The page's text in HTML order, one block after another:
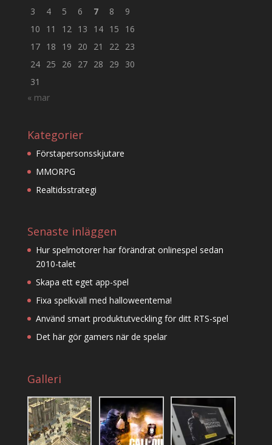
3
4 5 6 7 8
9
10
11 12 13 14 15
16
17 18 19 20 21 22 23
24 25 26 27 28 29
30
31
« mar
Kategorier
Förstapersonsskjutare
MMORPG
Realtidsstrategi
Senaste inläggen
Hur spelmotorer har förändrat onlinespel sedan
2010-talet
Skapa ett eget app-spel
Fixa spelkväll med halloweentema!
Använd smart produktutveckling för ditt RTS-spel
Det här gör gamers när de spelar
Galleri